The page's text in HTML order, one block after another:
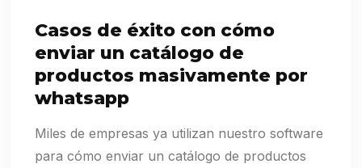
Casos de éxito con cómo
enviar un catálogo de
productos masivamente por
whatsapp
Miles de empresas ya utilizan nuestro software
para cómo enviar un catálogo de productos